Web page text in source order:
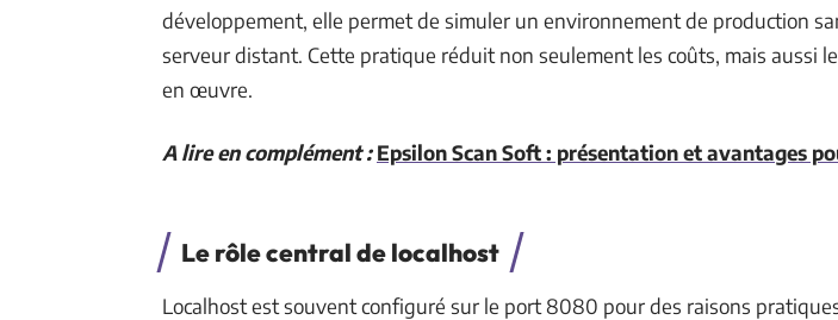
développement, elle permet de simuler un environnement de production
serveur distant. Cette pratique réduit non seulement les coûts, mais aussi
en œuvre.
A lire en complément : Epsilon Scan Soft : présentation et avantages
Le rôle central de localhost
Localhost est souvent configuré sur le port 8080 pour des raisons